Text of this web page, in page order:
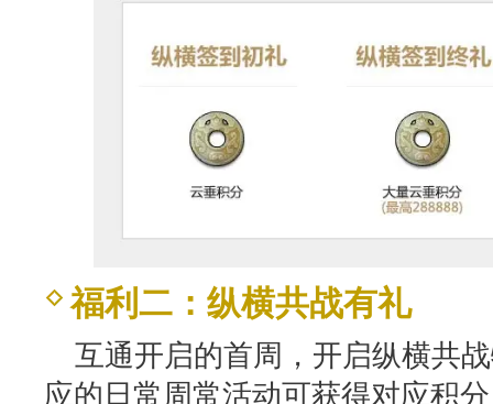
福利二：纵横共战有礼
互通开启的首周，开启纵横共
应的日常周常活动可获得对应积